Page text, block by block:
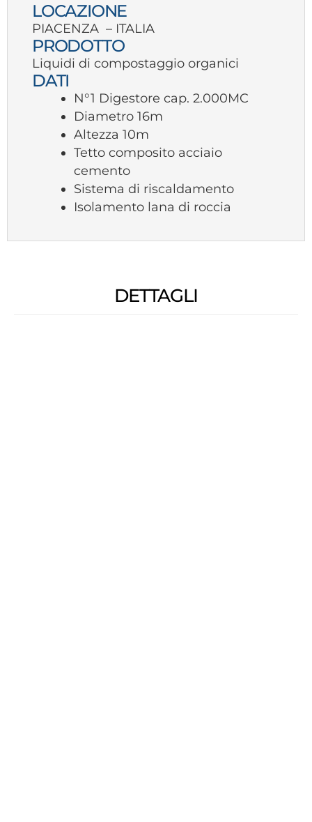
LOCAZIONE
PIACENZA – ITALIA
PRODOTTO
Liquidi di compostaggio organici
DATI
N°1 Digestore cap. 2.000MC
Diametro 16m
Altezza 10m
Tetto composito acciaio
cemento
Sistema di riscaldamento
Isolamento lana di roccia
DETTAGLI